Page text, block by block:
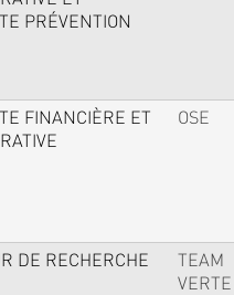
PRÉVENTION
FINANCIÈRE ET
OSE
DE RECHERCHE
TEAM
VERTE